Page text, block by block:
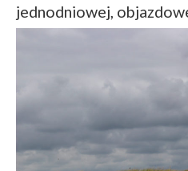
jednodniowej,